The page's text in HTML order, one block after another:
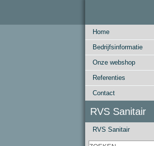
Home
Bedrijfsinformatie
Onze webshop
Referenties
Contact
RVS Sanitair
RVS Sanitair